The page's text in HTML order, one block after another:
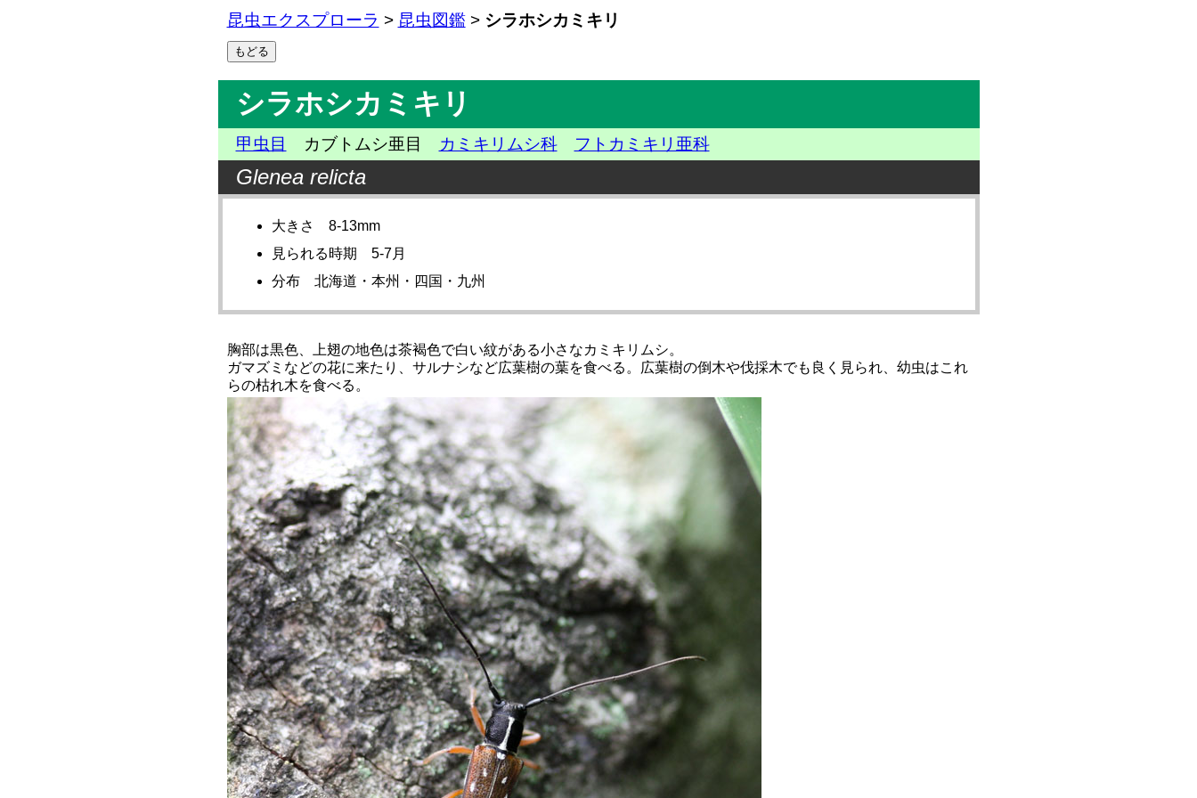
昆虫エクスプローラ > 昆虫図鑑> シラホシカミキリ
シラホシカミキリ
甲虫目 カブトムシ亜目 カミキリムシ科 フトカミキリ亜科
Glenea relicta
大きさ 8-13mm
見られる時期 5-7月
分布 北海道・本州・四国・九州
胸部は黒色、上翅の地色は茶褐色で白い紋がある小さなカミキリムシ。
ガマズミなどの花に来たり、サルナシなど広葉樹の葉を食べる。広葉樹の倒木や伐採木でも良く見られ、幼虫はこれ
らの枯れ木を食べる。